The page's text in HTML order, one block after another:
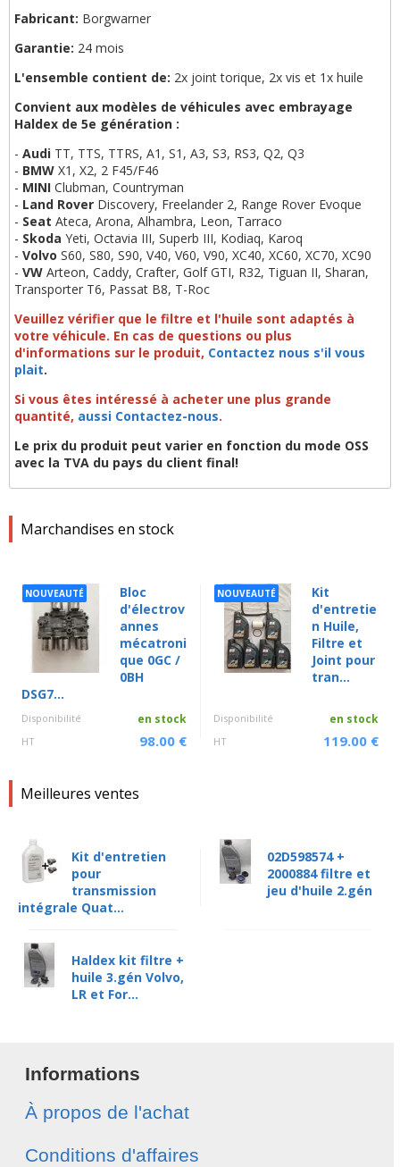
Marchandises en stock
NOUVEAUTÉ
Bloc
d'électrov
annes
mécatroni
que 0GC /
0BH
DSG7...
Disponibilité en stock
HT 98.00 €
NOUVEAUTÉ
Kit
d'entretie
n Huile,
Filtre et
Joint pour
tran...
Disponibilité en stock
HT 119.00 €
Meilleures ventes
Kit d'entretien
pour
transmission
intégrale Quat...
02D598574 +
2000884 filtre et
jeu d'huile 2.gén
Haldex kit filtre +
huile 3.gén Volvo,
LR et For...
Fabricant: Borgwarner
Garantie: 24 mois
L'ensemble contient de: 2x joint torique, 2x vis et 1x huile
Convient aux modèles de véhicules avec embrayage
Haldex de 5e génération :
- Audi TT, TTS, TTRS, A1, S1, A3, S3, RS3, Q2, Q3
- BMW X1, X2, 2 F45/F46
- MINI Clubman, Countryman
- Land Rover Discovery, Freelander 2, Range Rover Evoque
- Seat Ateca, Arona, Alhambra, Leon, Tarraco
- Skoda Yeti, Octavia III, Superb III, Kodiaq, Karoq
- Volvo S60, S80, S90, V40, V60, V90, XC40, XC60, XC70, XC90
- VW Arteon, Caddy, Crafter, Golf GTI, R32, Tiguan II, Sharan,
Transporter T6, Passat B8, T-Roc
Veuillez vérifier que le filtre et l'huile sont adaptés à
votre véhicule. En cas de questions ou plus
d'informations sur le produit, Contactez nous s'il vous
plait.
Si vous êtes intéressé à acheter une plus grande
quantité, aussi Contactez-nous.
Le prix du produit peut varier en fonction du mode OSS
avec la TVA du pays du client final!
Informations
À propos de l'achat
Conditions d'affaires